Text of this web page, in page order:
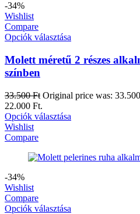
-34%
Wishlist
Compare
Opciók választása
Molett méretű 2 részes
színben
33.500Ft Original price was:
22.000 Ft.
Opciók választása
Wishlist
Compare
-34%
Wishlist
Compare
Opciók választása